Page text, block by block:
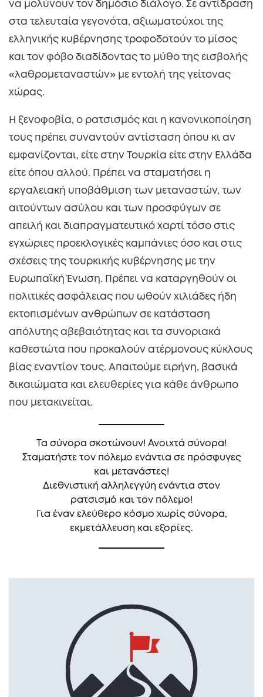
να μολύνουν τον δημόσιο διάλογο. Σε αντίδραση
στα τελευταία γεγονότα, αξιωματούχοι της
ελληνικής κυβέρνησης τροφοδοτούν το μίσος
και τον φόβο διαδίδοντας το μύθο της εισβολής
«λαθρομεταναστών» με εντολή της γείτονας
χώρας.
Η ξενοφοβία, ο ρατσισμός και η κανονικοποίηση
τους πρέπει συναντούν αντίσταση όπου κι αν
εμφανίζονται, είτε στην Τουρκία είτε στην Ελλάδα
είτε όπου αλλού. Πρέπει να σταματήσει η
εργαλειακή υποβάθμιση των μεταναστών, των
αιτούντων ασύλου και των προσφύγων σε
απειλή και διαπραγματευτικό χαρτί τόσο στις
εγχώριες προεκλογικές καμπάνιες όσο και στις
σχέσεις της τουρκικής κυβέρνησης με την
Ευρωπαϊκή Ένωση. Πρέπει να καταργηθούν οι
πολιτικές ασφάλειας που ωθούν χιλιάδες ήδη
εκτοπισμένων ανθρώπων σε κατάσταση
απόλυτης αβεβαιότητας και τα συνοριακά
καθεστώτα που προκαλούν ατέρμονους κύκλους
βίας εναντίον τους. Απαιτούμε ειρήνη, βασικά
δικαιώματα και ελευθερίες για κάθε άνθρωπο
που μετακινείται.
Τα σύνορα σκοτώνουν! Ανοιχτά σύνορα!
Σταματήστε τον πόλεμο ενάντια σε πρόσφυγες
και μετανάστες!
Διεθνιστική αλληλεγγύη ενάντια στον
ρατσισμό και τον πόλεμο!
Για έναν ελεύθερο κόσμο χωρίς σύνορα,
εκμετάλλευση και εξορίες.